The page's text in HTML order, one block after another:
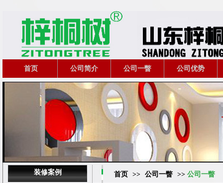
首页 公司简介 公司一瞥 公司优势
装修案例 首页 >> 公司一瞥 >> 公司一瞥